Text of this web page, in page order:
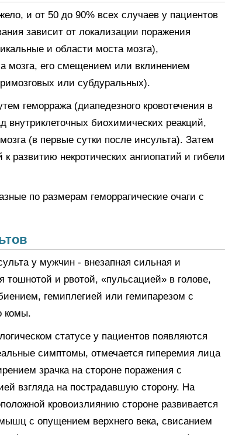
и от 50 до 90% всех случаев у пациентов
зависит от локализации поражения
и области моста мозга),
мозга, его смещением или вклинением
или субдуральных).
геморража (диапедезного кровотечения в
внутриклеточных биохимических реакций,
(в первые сутки после инсульта). Затем
развитию некротических ангиопатий и гибели
по размерам геморрагические очаги с
у мужчин - внезапная сильная и
и рвотой, «пульсацией» в голове,
гемиплегией или гемипарезом с
комы.
статусе у пациентов появляются
симптомы, отмечается гиперемия лица
зрачка на стороне поражения с
взгляда на пострадавшую сторону. На
кровоизлиянию стороне развивается
с опущением верхнего века, свисанием